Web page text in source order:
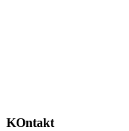
KOntakt